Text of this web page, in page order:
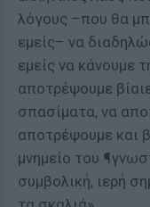
λόγους –που θα
εμείς– να
εμείς να κάνουμε
αποτρέψουμε
σπασίματα, να
αποτρέψουμε και
μνημείο του
συμβολική, ιερή